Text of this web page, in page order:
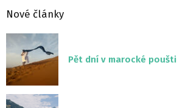
Nové články
Pět dní v marocké poušti